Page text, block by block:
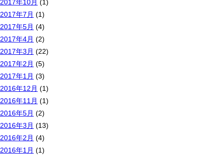
2017年10月 (1)
2017年7月 (1)
2017年5月 (4)
2017年4月 (2)
2017年3月 (22)
2017年2月 (5)
2017年1月 (3)
2016年12月 (1)
2016年11月 (1)
2016年5月 (2)
2016年3月 (13)
2016年2月 (4)
2016年1月 (1)